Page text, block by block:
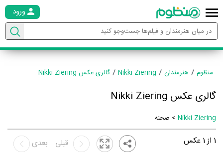
ورود
منظوم هنرمندان Nikki Ziering گالری عکس Nikki Ziering
گالری عکس Nikki Ziering
Nikki Ziering > صحنه
1 از1 عکس بعدی قبلی